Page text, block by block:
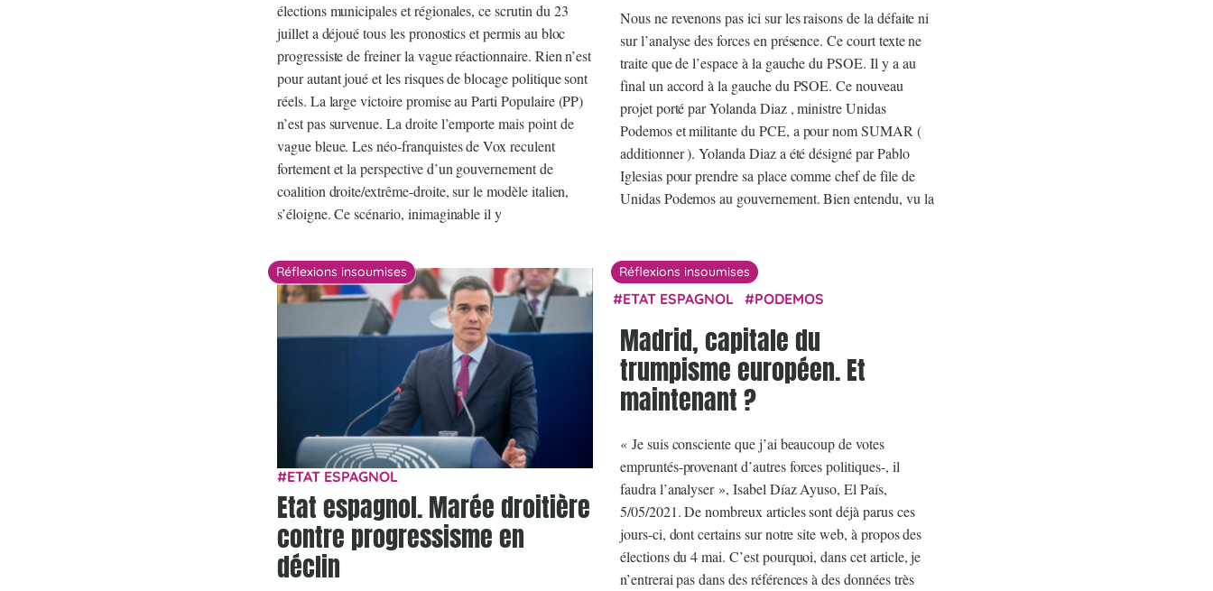
élections municipales et régionales, ce scrutin du 23
juillet a déjoué tous les pronostics et permis au bloc
progressiste de freiner la vague réactionnaire. Rien n’est
pour autant joué et les risques de blocage politique sont
réels. La large victoire promise au Parti Populaire (PP)
n’est pas survenue. La droite l’emporte mais point de
vague bleue. Les néo-franquistes de Vox reculent
fortement et la perspective d’un gouvernement de
coalition droite/extrême-droite, sur le modèle italien,
s’éloigne. Ce scénario, inimaginable il y
Nous ne revenons pas ici sur les raisons de la défaite ni
sur l’analyse des forces en présence. Ce court texte ne
traite que de l’espace à la gauche du PSOE. Il y a au
final un accord à la gauche du PSOE. Ce nouveau
projet porté par Yolanda Diaz , ministre Unidas
Podemos et militante du PCE, a pour nom SUMAR (
additionner ). Yolanda Diaz a été désigné par Pablo
Iglesias pour prendre sa place comme chef de file de
Unidas Podemos au gouvernement. Bien entendu, vu la
Réflexions insoumises
ETAT ESPAGNOL
Etat espagnol. Marée droitière
contre progressisme en
déclin
Réflexions insoumises
ETAT ESPAGNOL PODEMOS
Madrid, capitale du
trumpisme européen. Et
maintenant ?
« Je suis consciente que j’ai beaucoup de votes
empruntés-provenant d’autres forces politiques-, il
faudra l’analyser », Isabel Díaz Ayuso, El País,
5/05/2021. De nombreux articles sont déjà parus ces
jours-ci, dont certains sur notre site web, à propos des
élections du 4 mai. C’est pourquoi, dans cet article, je
n’entrerai pas dans des références à des données très